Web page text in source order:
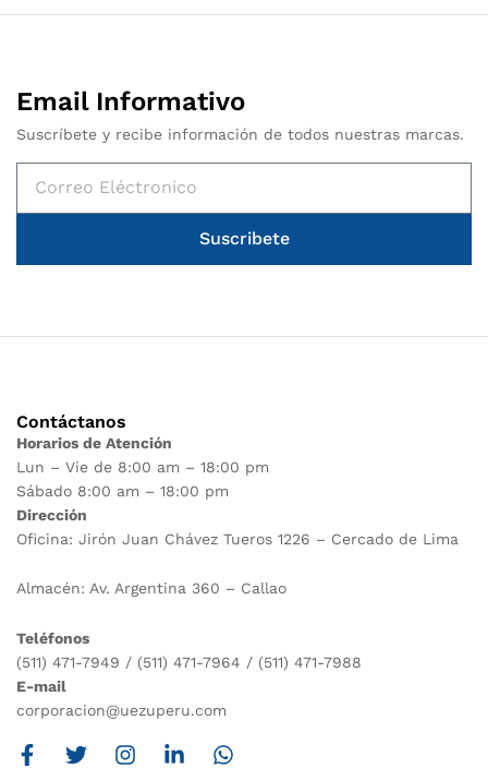
Email Informativo
Suscríbete y recibe información de todos nuestras marcas.
Suscribete
Contáctanos
Horarios de Atención
Lun – Vie de 8:00 am – 18:00 pm
Sábado 8:00 am – 18:00 pm
Dirección
Oficina: Jirón Juan Chávez Tueros 1226 – Cercado de Lima
Almacén: Av. Argentina 360 – Callao
Teléfonos
(511) 471-7949 / (511) 471-7964 / (511) 471-7988
E-mail
corporacion@uezuperu.com